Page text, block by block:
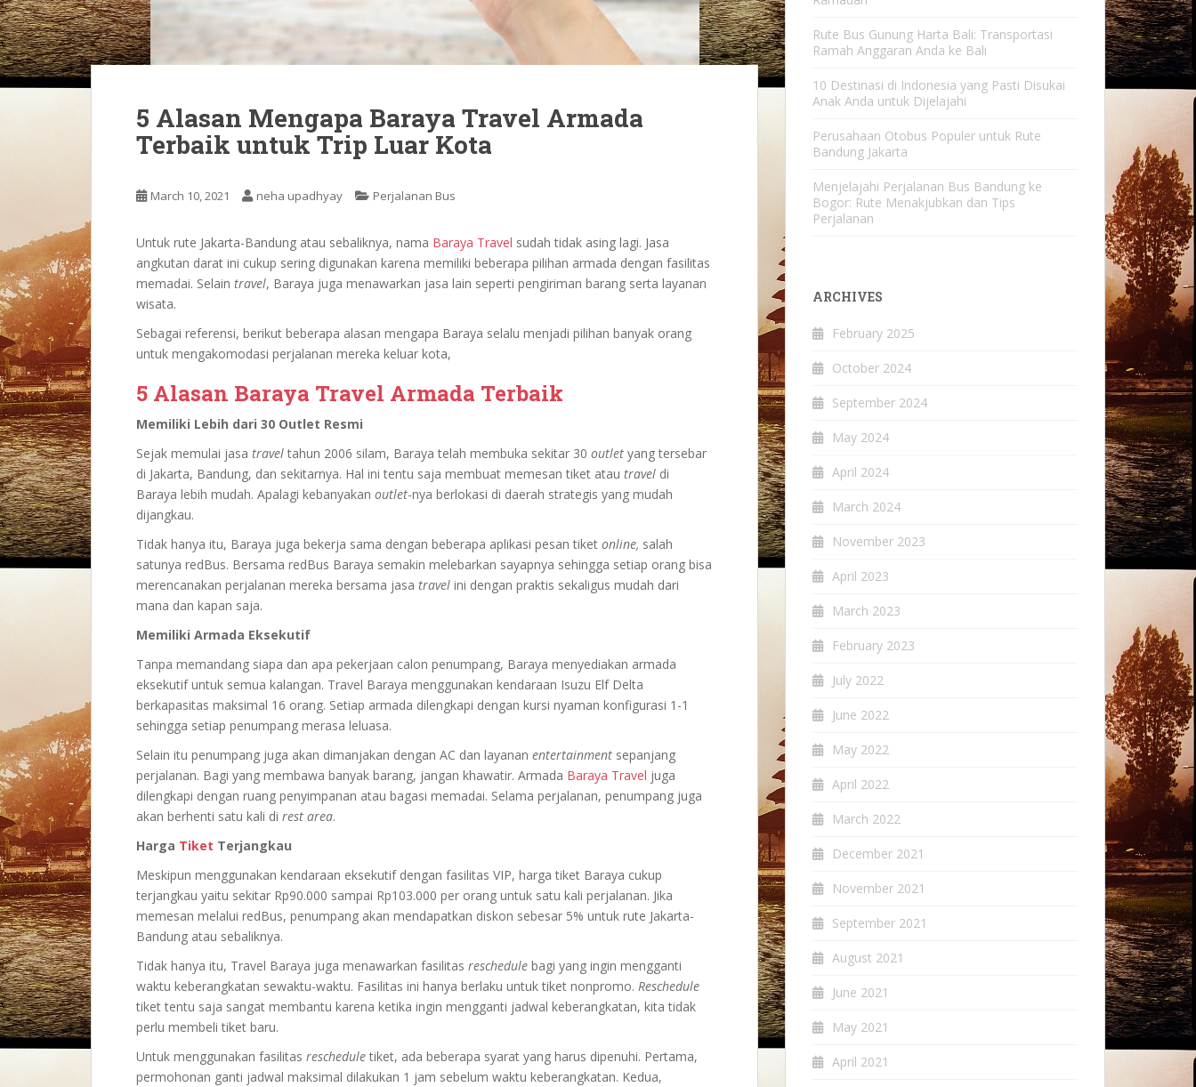
5 Alasan Mengapa Baraya Travel Armada
Terbaik untuk Trip Luar Kota
March 10, 2021 neha upadhyay Perjalanan Bus
Untuk rute Jakarta-Bandung atau sebaliknya, nama Baraya Travel sudah tidak asing lagi. Jasa
angkutan darat ini cukup sering digunakan karena memiliki beberapa pilihan armada dengan fasilitas
memadai. Selain travel, Baraya juga menawarkan jasa lain seperti pengiriman barang serta layanan
wisata.
Sebagai referensi, berikut beberapa alasan mengapa Baraya selalu menjadi pilihan banyak orang
untuk mengakomodasi perjalanan mereka keluar kota,
5 Alasan Baraya Travel Armada Terbaik
Memiliki Lebih dari 30 Outlet Resmi
Sejak memulai jasa travel tahun 2006 silam, Baraya telah membuka sekitar 30 outlet yang tersebar
di Jakarta, Bandung, dan sekitarnya. Hal ini tentu saja membuat memesan tiket atau travel di
Baraya lebih mudah. Apalagi kebanyakan outlet-nya berlokasi di daerah strategis yang mudah
dijangkau.
Tidak hanya itu, Baraya juga bekerja sama dengan beberapa aplikasi pesan tiket online, salah
satunya redBus. Bersama redBus Baraya semakin melebarkan sayapnya sehingga setiap orang bisa
merencanakan perjalanan mereka bersama jasa travel ini dengan praktis sekaligus mudah dari
mana dan kapan saja.
Memiliki Armada Eksekutif
Tanpa memandang siapa dan apa pekerjaan calon penumpang, Baraya menyediakan armada
eksekutif untuk semua kalangan. Travel Baraya menggunakan kendaraan Isuzu Elf Delta
berkapasitas maksimal 16 orang. Setiap armada dilengkapi dengan kursi nyaman konfigurasi 1-1
sehingga setiap penumpang merasa leluasa.
Selain itu penumpang juga akan dimanjakan dengan AC dan layanan entertainment sepanjang
perjalanan. Bagi yang membawa banyak barang, jangan khawatir. Armada Baraya Travel juga
dilengkapi dengan ruang penyimpanan atau bagasi memadai. Selama perjalanan, penumpang juga
akan berhenti satu kali di rest area.
Harga Tiket Terjangkau
Meskipun menggunakan kendaraan eksekutif dengan fasilitas VIP, harga tiket Baraya cukup
terjangkau yaitu sekitar Rp90.000 sampai Rp103.000 per orang untuk satu kali perjalanan. Jika
memesan melalui redBus, penumpang akan mendapatkan diskon sebesar 5% untuk rute Jakarta-
Bandung atau sebaliknya.
Tidak hanya itu, Travel Baraya juga menawarkan fasilitas reschedule bagi yang ingin mengganti
waktu keberangkatan sewaktu-waktu. Fasilitas ini hanya berlaku untuk tiket nonpromo. Reschedule
tiket tentu saja sangat membantu karena ketika ingin mengganti jadwal keberangkatan, kita tidak
perlu membeli tiket baru.
Untuk menggunakan fasilitas reschedule tiket, ada beberapa syarat yang harus dipenuhi. Pertama,
permohonan ganti jadwal maksimal dilakukan 1 jam sebelum waktu keberangkatan. Kedua,
Rute Bus Gunung Harta Bali: Transportasi
Ramah Anggaran Anda ke Bali
10 Destinasi di Indonesia yang Pasti Disukai
Anak Anda untuk Dijelajahi
Perusahaan Otobus Populer untuk Rute
Bandung Jakarta
Menjelajahi Perjalanan Bus Bandung ke
Bogor: Rute Menakjubkan dan Tips
Perjalanan
ARCHIVES
February 2025
October 2024
September 2024
May 2024
April 2024
March 2024
November 2023
April 2023
March 2023
February 2023
July 2022
June 2022
May 2022
April 2022
March 2022
December 2021
November 2021
September 2021
August 2021
June 2021
May 2021
April 2021